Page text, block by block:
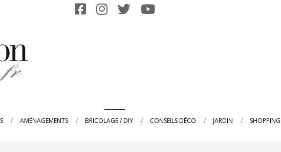
AMÉNAGEMENTS BRICOLAGE / DIY CONSEILS DÉCO JARDIN SHOPPING